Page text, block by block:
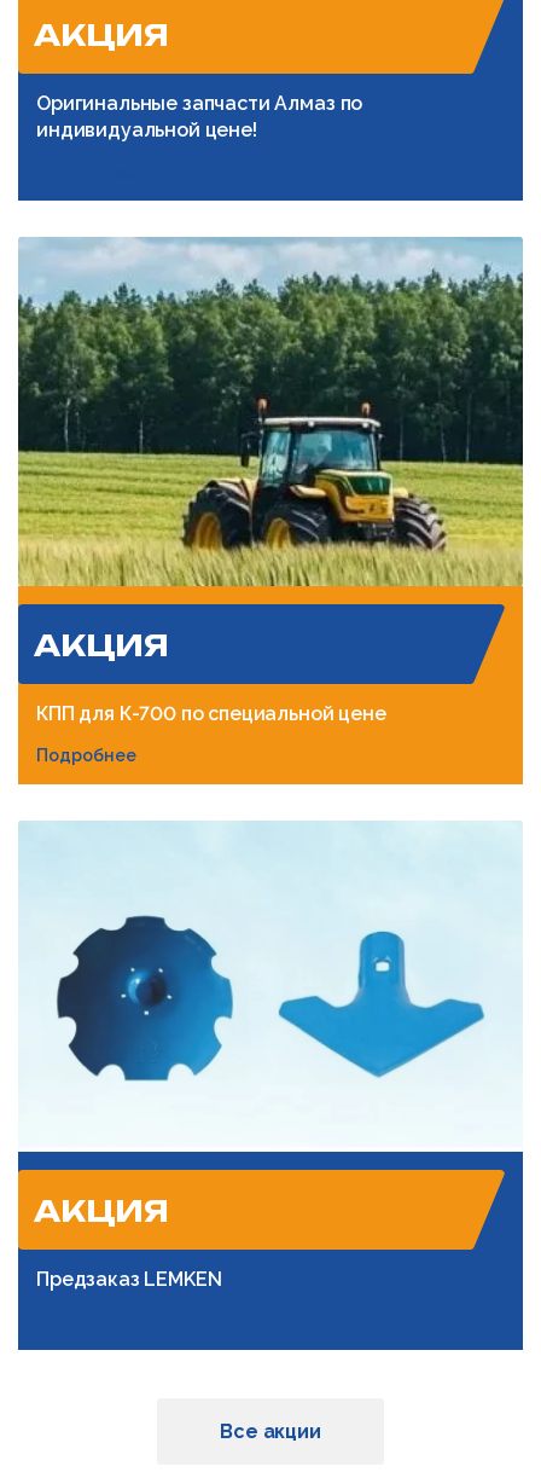
АКЦИЯ
Оригинальные запчасти Алмаз по
индивидуальной цене!
АКЦИЯ
КПП для К-700 по специальной цене
Подробнее
АКЦИЯ
Предзаказ LEMKEN
Все акции